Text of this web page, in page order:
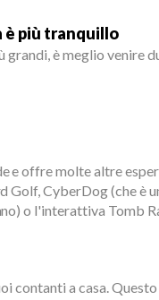
è più tranquillo
grandi, è meglio venire
e offre molte altre
Golf, CyberDog (che è
o l'interattiva Tomb
contanti a casa.